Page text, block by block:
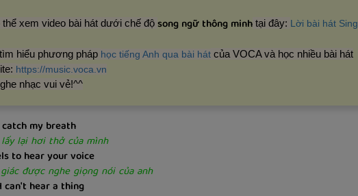
xem video bài hát dưới chế độ song ngữ thông minhtại đây: Lời bài hát Sing
hiểu phương pháp học tiếng Anh qua bài hát của VOCA và học nhiều bài hát
https://music.voca.vn
nhạc vui vẻ!^^
my breath
lại hơi thở của mình
to hear your voice
được nghe giọng nói của anh
can't hear a thing